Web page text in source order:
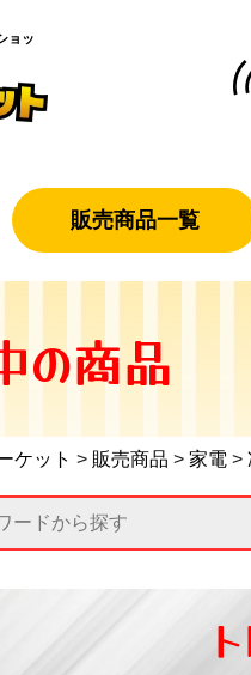
ョッ
販売商品一覧
の商品
ケット > 販売商品 > 家電 >